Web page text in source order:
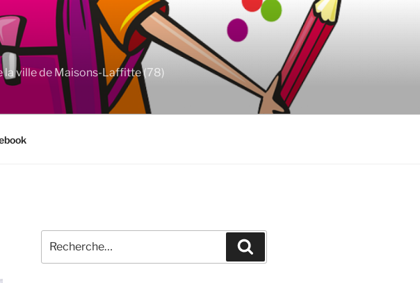
la ville de Maisons-Laffitte (78)
pour
: